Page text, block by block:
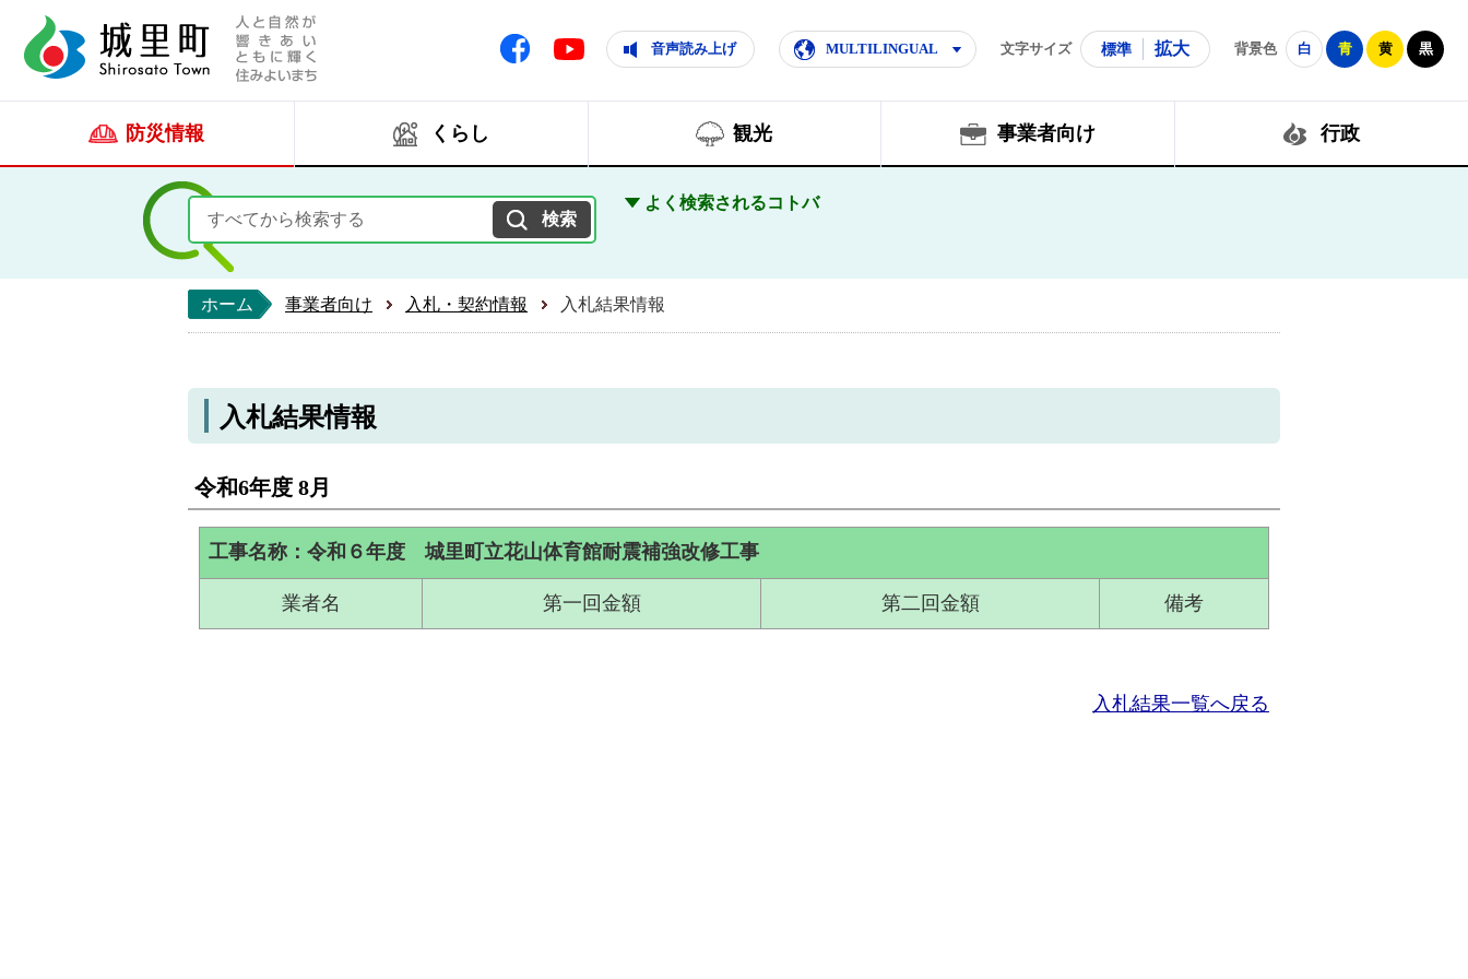
人と自然が響きあいともに輝く住みよいまち
Facebook Youtube 音声読み上げ MULTILINGUAL 文字サイズ 標準 拡大 背景色 白 青 黄 黒
防災情報 くらし 観光 事業者向け 行政
よく検索されるコトバ
ホーム 事業者向け 入札・契約情報 入札結果情報
入札結果情報
令和6年度 8月
工事名称：令和６年度 城里町立花山体育館耐震補強改修工事
業者名 第一回金額 第二回金額 備考
入札結果一覧へ戻る